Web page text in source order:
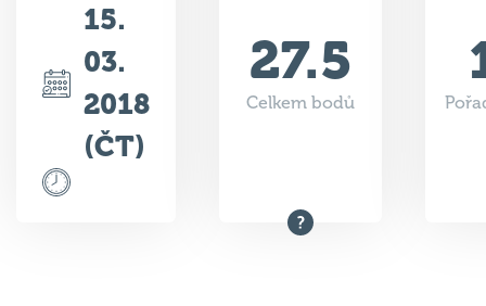
15.
03.
2018
(ČT)
27.5
Celkem bodů